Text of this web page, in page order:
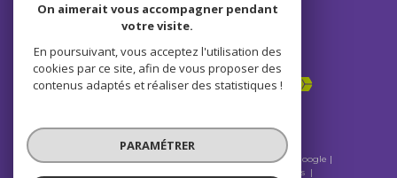
Adhérents
© 2026 | Tous droits réservés | Traduction powered by Google |
Mentions légales
On aimerait vous accompagner pendant
votre visite.
En poursuivant, vous acceptez l'utilisation des
cookies par ce site, afin de vous proposer des
contenus adaptés et réaliser des statistiques !
PARAMÉTRER